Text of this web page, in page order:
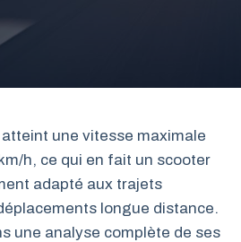
une vitesse maximale
h, ce qui en fait un scooter
adapté aux trajets
longue distance.
une analyse complète de ses